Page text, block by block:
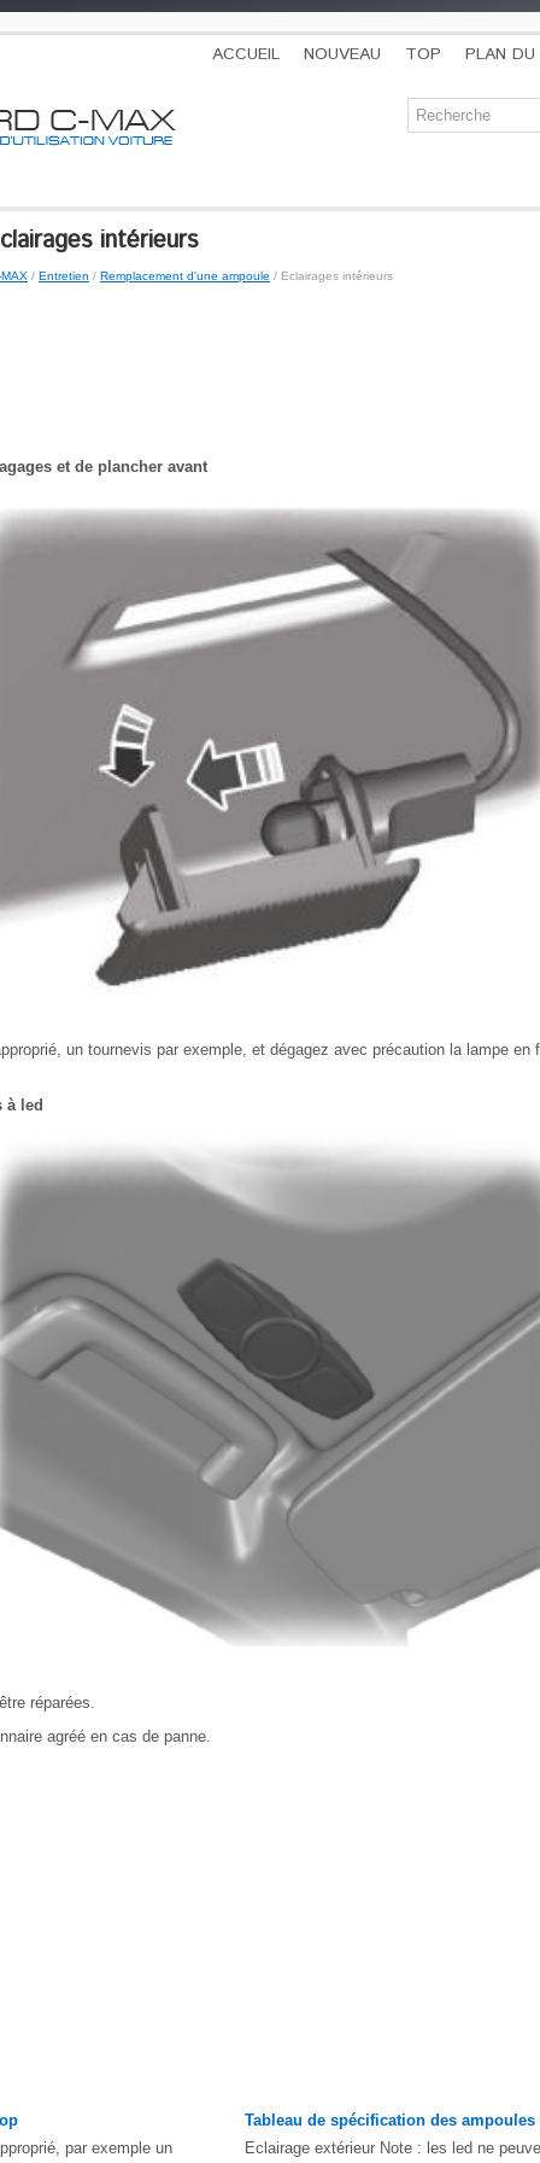
ACCUEIL NOUVEAU TOP PLAN
intérieurs
/ Entretien / Remplacement d'une ampoule / Eclairages intérieurs
et de plancher avant
un tournevis par exemple, et dégagez avec précaution la lampe en
à led
réparées.
agréé en cas de panne.
par exemple un
Tableau de spécification des ampoules
Eclairage extérieur Note : les led ne